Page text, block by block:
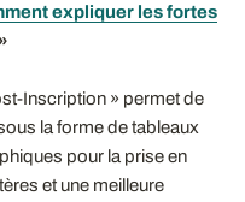
expliquer les fortes
»
Inscription » permet de
la forme de tableaux
pour la prise en
et une meilleure